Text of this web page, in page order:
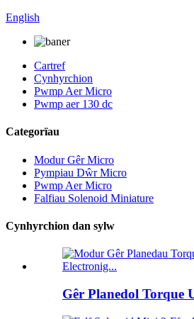
English
Cartref
Cynhyrchion
Pwmp Aer Micro
Pwmp aer 130 dc
Categorïau
Modur Gêr Micro
Pympiau Dŵr Micro
Pwmp Aer Micro
Falfiau Solenoid Miniature
Cynhyrchion dan sylw
Gêr Planedol Torque